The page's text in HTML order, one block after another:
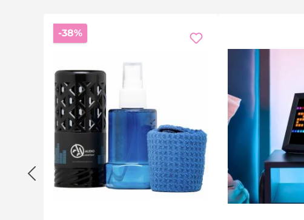
Cover lässt sich einfach wechseln
Farbe: Schwarz
Häufige Fragen (FAQ)
Für welche Plattengrösse ist der Rahmen?
Für 12-Zoll-LP-Cover (Langspielplatten).
Lässt sich das Cover wechseln?
Ja, der Rahmen lässt sich öffnen und das Cover austauschen.
-38%Rabatt